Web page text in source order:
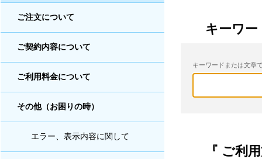
ご注文について
ご契約内容について
ご利用料金について
その他（お困りの時）
エラー、表示内容に関して
キーワー
キーワードまたは文章
『 ご利